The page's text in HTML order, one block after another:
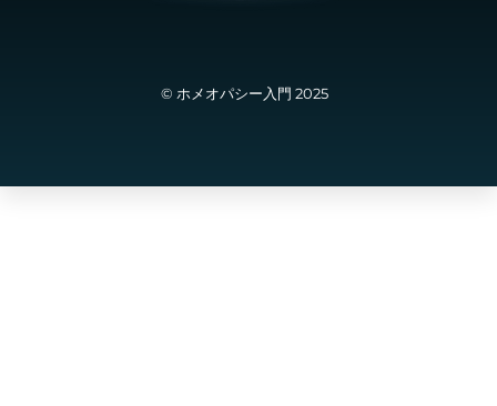
© ホメオパシー入門 2025